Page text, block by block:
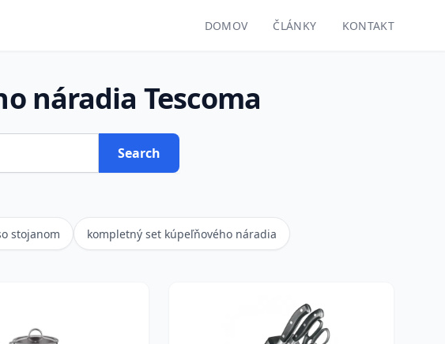
DOMOV ČLÁNKY KONTAKT
náradia Tescoma
Search
stojanom kompletný set kúpeľňového náradia